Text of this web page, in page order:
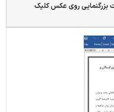
بزرگنمایی روی عکس کلیک